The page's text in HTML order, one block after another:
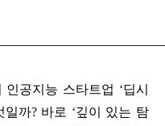
공지능 스타트업 ‘딥시
일까? 바로 ‘깊이 있는 탐